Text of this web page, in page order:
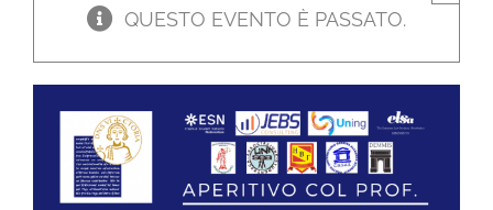
QUESTO EVENTO È PASSATO.